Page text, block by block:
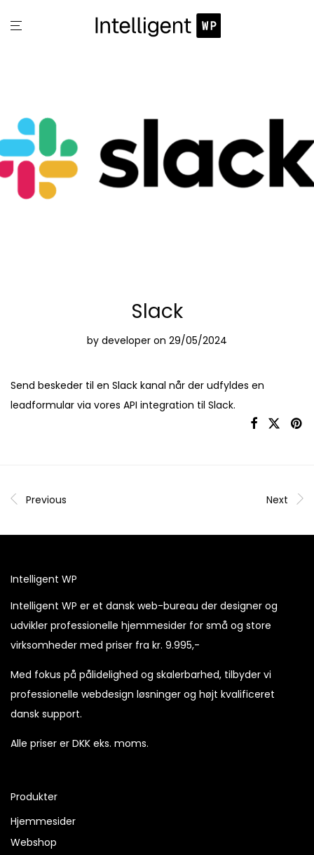
Slack
by developer on 29/05/2024
Send beskeder til en Slack kanal når der udfyldes en
leadformular via vores API integration til Slack.
Previous Next
Intelligent WP
Intelligent WP er et dansk web-bureau der designer og
udvikler professionelle hjemmesider for små og store
virksomheder med priser fra kr. 9.995,-
Med fokus på pålidelighed og skalerbarhed, tilbyder vi
professionelle webdesign løsninger og højt kvalificeret
dansk support.
Alle priser er DKK eks. moms.
Produkter
Hjemmesider
Webshop